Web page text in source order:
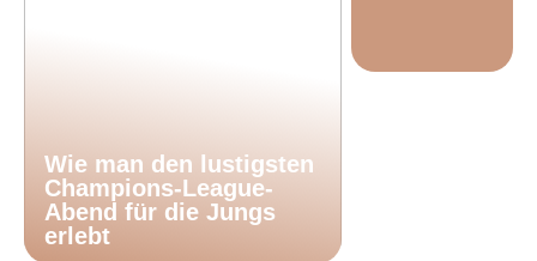
Wie man den lustigsten
Champions-League-
Abend für die Jungs
erlebt